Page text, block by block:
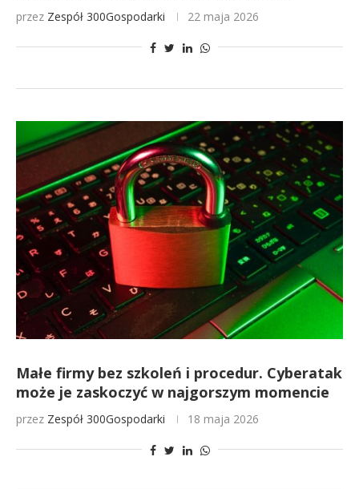
przez Zespół 300Gospodarki 22 maja 2026
Małe firmy bez szkoleń i procedur. Cyberatak
może je zaskoczyć w najgorszym momencie
przez Zespół 300Gospodarki 18 maja 2026